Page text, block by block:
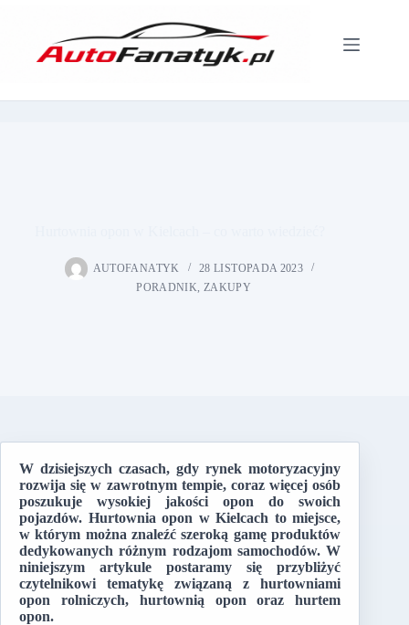
AUTOFANATYK
28 LISTOPADA 2023
PORADNIK, ZAKUPY
W dzisiejszych czasach, gdy rynek motoryzacyjny
rozwija się w zawrotnym tempie, coraz więcej osób
poszukuje wysokiej jakości opon do swoich
pojazdów. Hurtownia opon w Kielcach to miejsce,
w którym można znaleźć szeroką gamę produktów
dedykowanych różnym rodzajom samochodów. W
niniejszym artykule postaramy się przybliżyć
czytelnikowi tematykę związaną z hurtowniami
opon rolniczych, hurtownią opon oraz hurtem
opon.